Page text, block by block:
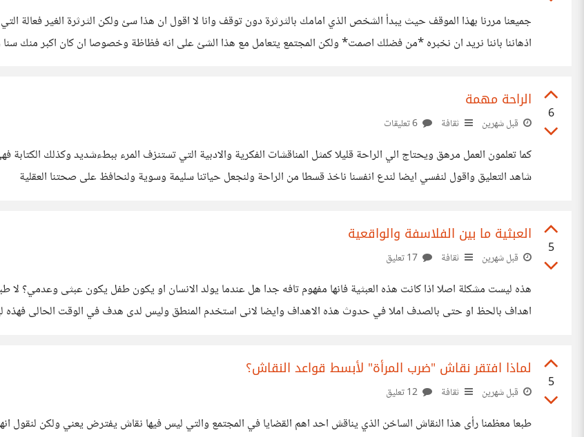
جميعنا مررنا بهذا الموقف حيث يبدأ الشخص الذي امامك بالثرثرة دون توقف وانا لا اقول ان هذا سئ ولكن الثرثرة الغير فعالة
اذهاننا باننا نريد ان نخبره *من فضلك اصمت* ولكن المجتمع يتعامل مع هذا الشئ على انه فظاظة وخصوصا ان كان اكبر منك
6
الراحة مهمة
قبل شهرين ثقافة
كما تعلمون العمل مرهق ويحتاج الي الراحة قليلا كمثل المناقشات الفكرية والادبية التي تستنزف المرء ببطءشديد وكذلك
شاهد التعليق واقول لنفسي ايضا لندع انفسنا ناخذ قسطا من الراحة ولنجعل حياتنا سليمة وسوية ولنحافظ على صحتنا العقلية
5
العبثية ما بين الفلاسفة والواقعية
قبل شهرين ثقافة
هذه ليست مشكلة اصلا اذا كانت هذه العبثية فانها مفهوم تافه جدا هل عندما يولد الانسان او يكون طفل يكون عبثى وعدمي؟ لا
اهداف بالحظ او حتى بالصدف املا في حدوث هذه الاهداف وايضا لانى استخدم المنطق وليس لدى هدف في الوقت الحالى فهذه
5
لماذا افتقر نقاش "ضرب المرأة" لأبسط قواعد النقاش؟
قبل شهرين ثقافة
طبعا معظمنا رأى هذا النقاش الساخن الذي يناقش احد اهم القضايا في المجتمع والتي ليس فيها نقاش يفترض يعني ولكن لنقول